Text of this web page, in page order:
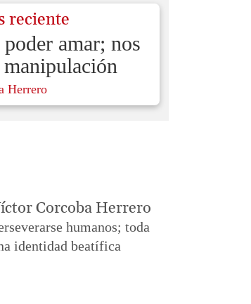
reciente
amar; nos
Herrero
Corcoba Herrero
humanos; toda
identidad beatífica